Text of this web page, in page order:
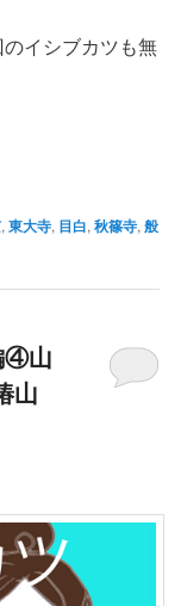
イシブカツも無
,東大寺, 目白,秋篠寺,般
④山
山